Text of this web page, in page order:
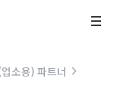
소용) 파트너